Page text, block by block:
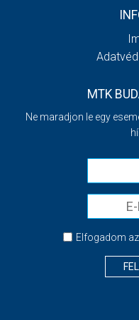
MTK
Ne maradjon le egy
Elfogadom az